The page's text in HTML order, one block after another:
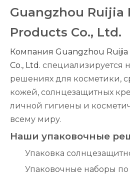
Guangzhou Ruijia
Products Co., Ltd.
Компания Guangzhou
Co., Ltd. специализируется
решениях для косметики,
кожей, солнцезащитных
личной гигиены и
всему миру.
Наши упаковочные
Упаковка
Упаковочные наборы по